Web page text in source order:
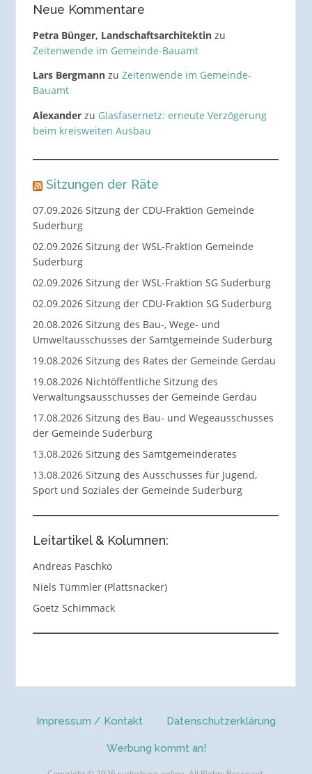
Neue Kommentare
Petra Bünger, Landschaftsarchitektinzu
Zeitenwende im Gemeinde-Bauamt
Lars Bergmannzu Zeitenwende im Gemeinde-
Bauamt
Alexanderzu Glasfasernetz: erneute Verzögerung
beim kreisweiten Ausbau
Sitzungen der Räte
07.09.2026 Sitzung der CDU-Fraktion Gemeinde
Suderburg
02.09.2026 Sitzung der WSL-Fraktion Gemeinde
Suderburg
02.09.2026 Sitzung der WSL-Fraktion SG Suderburg
02.09.2026 Sitzung der CDU-Fraktion SG Suderburg
20.08.2026 Sitzung des Bau-, Wege- und
Umweltausschusses der Samtgemeinde Suderburg
19.08.2026 Sitzung des Rates der Gemeinde Gerdau
19.08.2026 Nichtöffentliche Sitzung des
Verwaltungsausschusses der Gemeinde Gerdau
17.08.2026 Sitzung des Bau- und Wegeausschusses
der Gemeinde Suderburg
13.08.2026 Sitzung des Samtgemeinderates
13.08.2026 Sitzung des Ausschusses für Jugend,
Sport und Soziales der Gemeinde Suderburg
Leitartikel & Kolumnen:
Andreas Paschko
Niels Tümmler (Plattsnacker)
Goetz Schimmack
Impressum / Kontakt Datenschutzerklärung
Werbung kommt an!